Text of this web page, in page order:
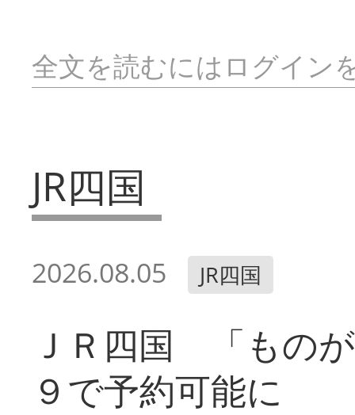
全文を読むにはログイン
JR四国
2026.08.05 JR四国
ＪＲ四国 「もの
９で予約可能に